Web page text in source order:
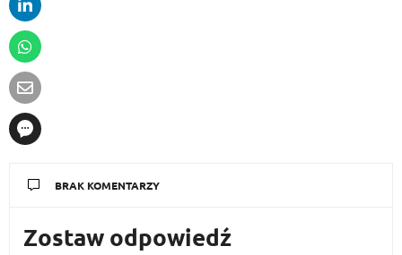
BRAK KOMENTARZY
Zostaw odpowiedź